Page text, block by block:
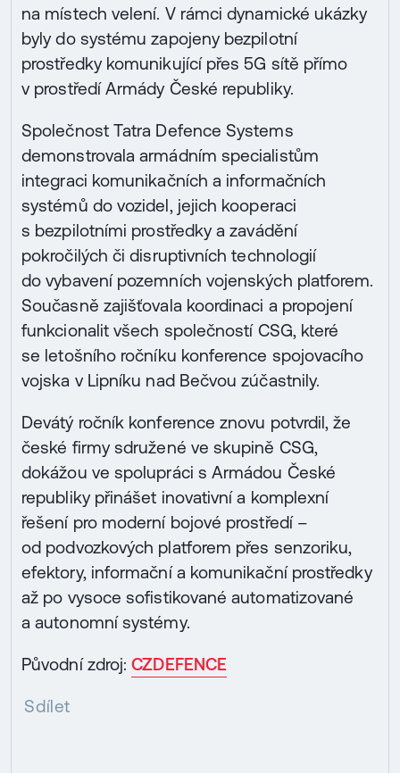
na místech velení. V rámci dynamické ukázky
byly do systému zapojeny bezpilotní
prostředky komunikující přes 5G sítě přímo
v prostředí Armády České republiky.
Společnost Tatra Defence Systems
demonstrovala armádním specialistům
integraci komunikačních a informačních
systémů do vozidel, jejich kooperaci
s bezpilotními prostředky a zavádění
pokročilých či disruptivních technologií
do vybavení pozemních vojenských platforem.
Současně zajišťovala koordinaci a propojení
funkcionalit všech společností CSG, které
se letošního ročníku konference spojovacího
vojska v Lipníku nad Bečvou zúčastnily.
Devátý ročník konference znovu potvrdil, že
české firmy sdružené ve skupině CSG,
dokážou ve spolupráci s Armádou České
republiky přinášet inovativní a komplexní
řešení pro moderní bojové prostředí –
od podvozkových platforem přes senzoriku,
efektory, informační a komunikační prostředky
až po vysoce sofistikované automatizované
a autonomní systémy.
Původní zdroj:CZDEFENCE
Sdílet